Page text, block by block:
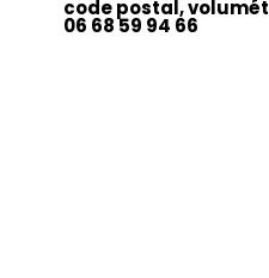
code postal,
06 68 59 94 66